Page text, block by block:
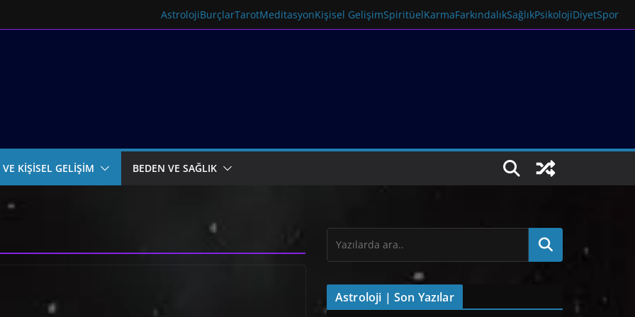
AstrolojiBurçlarTarotMeditasyonKişisel GelişimSpiritüelKarmaFarkındalıkSağlıkPsikolojiDiyetSpor
KİŞİSEL GELİŞİM BEDEN VE SAĞLIK
Astroloji | Son Yazılar